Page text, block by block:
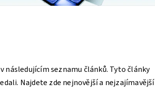
následujícím seznamu článků. Tyto články
Najdete zde nejnovější a nejzajímavější